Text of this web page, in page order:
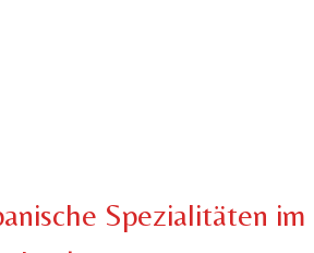
Spezialitäten im